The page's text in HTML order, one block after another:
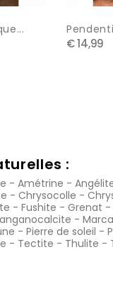
€ 14,99
:
- Amétrine -
- Chrysocolle -
- Fushite - Grenat -
-
- Pierre de soleil -
- Tectite - Thulite -